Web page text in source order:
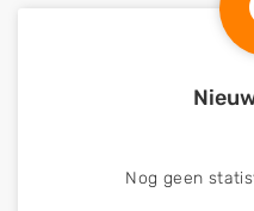
Nog geen